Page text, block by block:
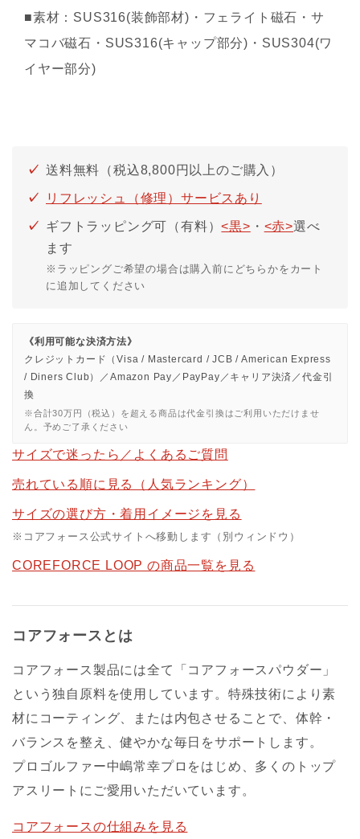
■素材：SUS316(装飾部材)・フェライト磁石・サ
マコバ磁石・SUS316(キャップ部分)・SUS304(ワ
イヤー部分)
送料無料（税込8,800円以上のご購入）
リフレッシュ（修理）サービスあり
ギフトラッピング可（有料）<黒> ・ <赤>選べ
ます
※ラッピングご希望の場合は購入前にどちらかをカート
に追加してください
《利用可能な決済方法》
クレジットカード（Visa / Mastercard / JCB / American Express
/ Diners Club）／Amazon Pay／PayPay／キャリア決済／代金引
換
※合計30万円（税込）を超える商品は代金引換はご利用いただけませ
ん。予めご了承ください
サイズで迷ったら／よくあるご質問
売れている順に見る（人気ランキング）
サイズの選び方・着用イメージを見る
※コアフォース公式サイトへ移動します（別ウィンドウ）
COREFORCE LOOP の商品一覧を見る
コアフォースとは
コアフォース製品には全て「コアフォースパウダー」
という独自原料を使用しています。特殊技術により素
材にコーティング、または内包させることで、体幹・
バランスを整え、健やかな毎日をサポートします。
プロゴルファー中嶋常幸プロをはじめ、多くのトップ
アスリートにご愛用いただいています。
コアフォースの仕組みを見る